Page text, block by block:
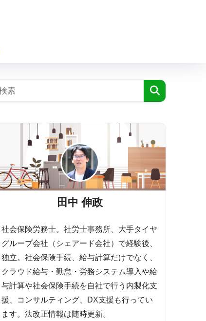
田中 伸政
社会保険労務士。社労士事務所、大手タイヤ
グループ会社（シェアード会社）で経験後、
独立。社会保険手続、給与計算だけでなく、
クラウド給与・勤怠・労務システム導入や給
与計算や社会保険手続を自社で行う内製化支
援、コンサルティング、DX支援も行ってい
ます。法改正情報は随時更新。